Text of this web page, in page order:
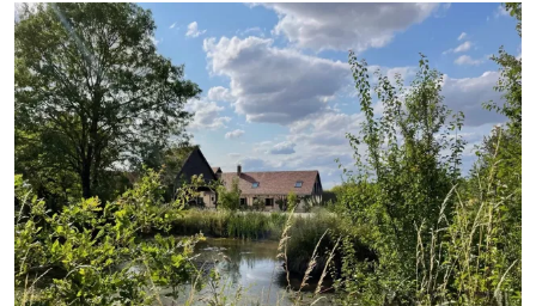
Propriété de charme de 6100 m² au cœur du Perche Gouët
READ MORE